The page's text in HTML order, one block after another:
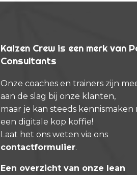
Kaizen Crew is een merk van
Consultants
Onze coaches en trainers zijn
aan de slag bij onze klanten,
maar je kan steeds kennismaken
een digitale kop koffie!
Laat het ons weten via ons
contactformulier.
Een overzicht van onze lean